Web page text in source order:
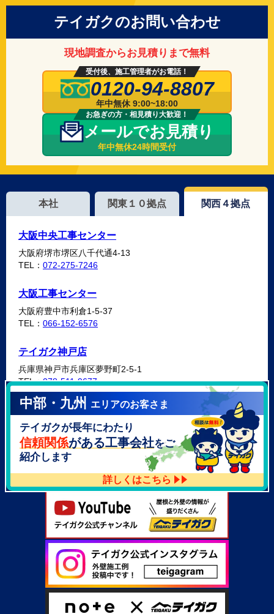
テイガクのお問い合わせ
現地調査からお見積りまで無料
受付後、施工管理者がお電話！
0120-94-8807
年中無休 9:00~18:00
お急ぎの方・相見積り大歓迎！
メールでお見積り
年中無休24時間受付
本社 関東１０拠点 関西４拠点
大阪中央工事センター
大阪府堺市堺区八千代通4-13
TEL： 072-275-7246
大阪工事センター
大阪府豊中市利倉1-5-37
TEL： 066-152-6576
テイガク神戸店
兵庫県神戸市兵庫区夢野町2-5-1
TEL：078-511-9677
テイガク泉北・泉南店
大阪府泉北郡忠岡町高月南3-14
TEL：072-521-2637
中部・九州 エリアのお客さま
テイガクが長年にわたり
信頼関係がある工事会社をご
紹介します
詳しくはこちら